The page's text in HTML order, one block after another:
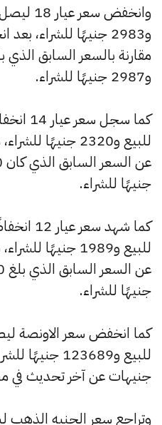
و2987 جنيهًا للشراء.
جنيهًا للشراء.
جنيهًا للشراء.
جنيهات عن آخر تحديث في مصر